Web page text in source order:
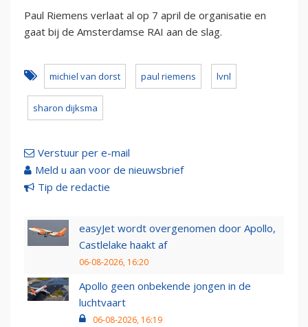
Paul Riemens verlaat al op 7 april de organisatie en
gaat bij de Amsterdamse RAI aan de slag.
michiel van dorst paul riemens lvnl
sharon dijksma
Verstuur per e-mail
Meld u aan voor de nieuwsbrief
Tip de redactie
easyJet wordt overgenomen door Apollo,
Castlelake haakt af
06-08-2026, 16:20
Apollo geen onbekende jongen in de
luchtvaart
06-08-2026, 16:19